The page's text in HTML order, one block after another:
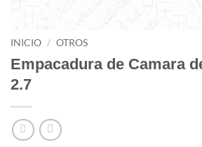
INICIO / OTROS
Empacadura de Camara
2.7